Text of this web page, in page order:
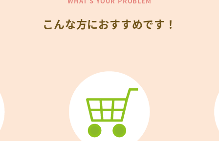
こんな方におすすめです！